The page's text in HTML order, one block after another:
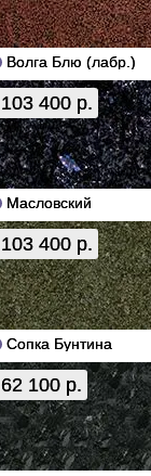
Волга Блю (лабр.)
103 400 р.
Масловский
103 400 р.
Сопка Бунтина
62 100 р.